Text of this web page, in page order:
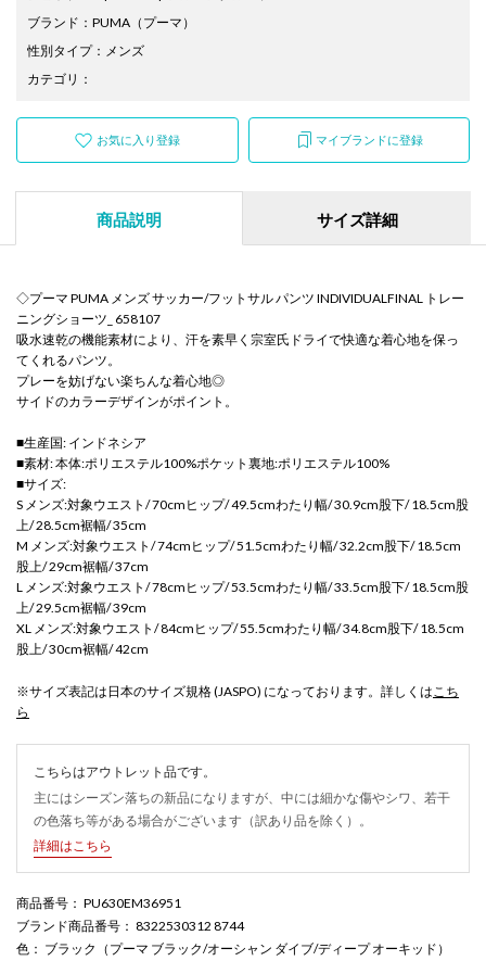
ブランド ： PUMA （プーマ）
性別タイプ： メンズ
カテゴリ ：
お気に入り登録 マイブランドに登録
商品説明 サイズ詳細
◇プーマ PUMA メンズ サッカー/フットサル パンツ INDIVIDUALFINAL トレー
ニングショーツ_ 658107
吸水速乾の機能素材により、汗を素早く宗室氏ドライで快適な着心地を保っ
てくれるパンツ。
プレーを妨げない楽ちんな着心地◎
サイドのカラーデザインがポイント。
■生産国: インドネシア
■素材: 本体:ポリエステル100%ポケット裏地:ポリエステル100%
■サイズ:
S メンズ:対象ウエスト/ 70cmヒップ/ 49.5cmわたり幅/ 30.9cm股下/ 18.5cm股
上/ 28.5cm裾幅/ 35cm
M メンズ:対象ウエスト/ 74cmヒップ/ 51.5cmわたり幅/ 32.2cm股下/ 18.5cm
股上/ 29cm裾幅/ 37cm
L メンズ:対象ウエスト/ 78cmヒップ/ 53.5cmわたり幅/ 33.5cm股下/ 18.5cm股
上/ 29.5cm裾幅/ 39cm
XL メンズ:対象ウエスト/ 84cmヒップ/ 55.5cmわたり幅/ 34.8cm股下/ 18.5cm
股上/ 30cm裾幅/ 42cm
※サイズ表記は日本のサイズ規格 (JASPO) になっております。詳しくは こち
ら
こちらはアウトレット品です。
主にはシーズン落ちの新品になりますが、中には細かな傷やシワ、若干
の色落ち等がある場合がございます（訳あり品を除く）。
詳細はこちら
商品番号 ： PU630EM36951
ブランド商品番号 ： 8322530312 8744
色 ： ブラック（プーマ ブラック/オーシャン ダイブ/ディープ オーキッド）